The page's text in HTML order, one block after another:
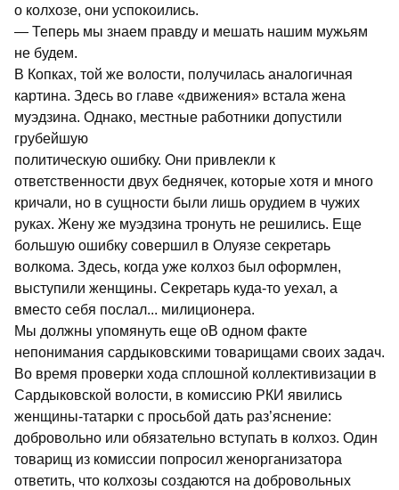
о колхозе, они успокоились.
— Теперь мы знаем правду и мешать нашим мужьям
не будем.
В Копках, той же волости, получилась аналогичная
картина. Здесь во главе «движения» встала жена
муэдзина. Однако, местные работники допустили
грубейшую
политическую ошибку. Они привлекли к
ответственности двух беднячек, которые хотя и много
кричали, но в сущности были лишь орудием в чужих
руках. Жену же муэдзина тронуть не решились. Еще
большую ошибку совершил в Олуязе секретарь
волкома. Здесь, когда уже колхоз был оформлен,
выступили женщины. Секретарь куда-то уехал, а
вместо себя послал... милиционера.
Мы должны упомянуть еще оВ одном факте
непонимания сардыковскими товарищами своих задач.
Во время проверки хода сплошной коллективизации в
Сардыковской волости, в комиссию РКИ явились
женщины-татарки с просьбой дать раз’яснение:
добровольно или обязательно вступать в колхоз. Один
товарищ из комиссии попросил женорганизатора
ответить, что колхозы создаются на добровольных